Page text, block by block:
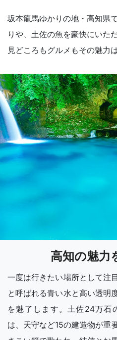
坂本龍馬ゆかりの地・高知県
りや、土佐の魚を豪快にいた
見どころもグルメもその魅力
高知の魅力
一度は行きたい場所として注
と呼ばれる青い水と高い透明
を魅了します。土佐24万石
は、天守など15の建造物が重